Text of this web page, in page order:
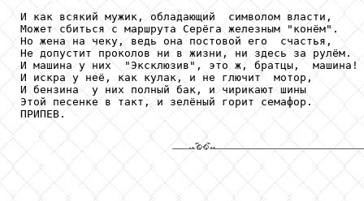
И как всякий мужик, обладающий  символом власти,
Может сбиться с маршрута Серёга железным "конём".
Но жена на чеку, ведь она постовой его  счастья,
Не допустит проколов ни в жизни, ни здесь за рулём.
И машина у них  "Эксклюзив", это ж, братцы,  машина!
И искра у неё, как кулак, и не глючит  мотор,
И бензина  у них полный бак, и чирикают шины
Этой песенке в такт, и зелёный горит семафор.
ПРИПЕВ.